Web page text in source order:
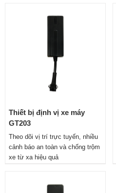
Thiết bị định vị xe máy
GT203
Theo dõi vị trí trực tuyến, nhiều
cảnh báo an toàn và chống trộm
xe từ xa hiệu quả